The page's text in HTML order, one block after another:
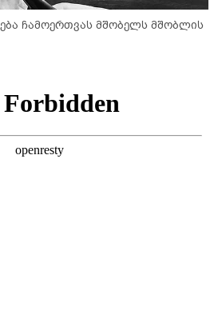
ჩამოერთვას მშობელს მშობლის